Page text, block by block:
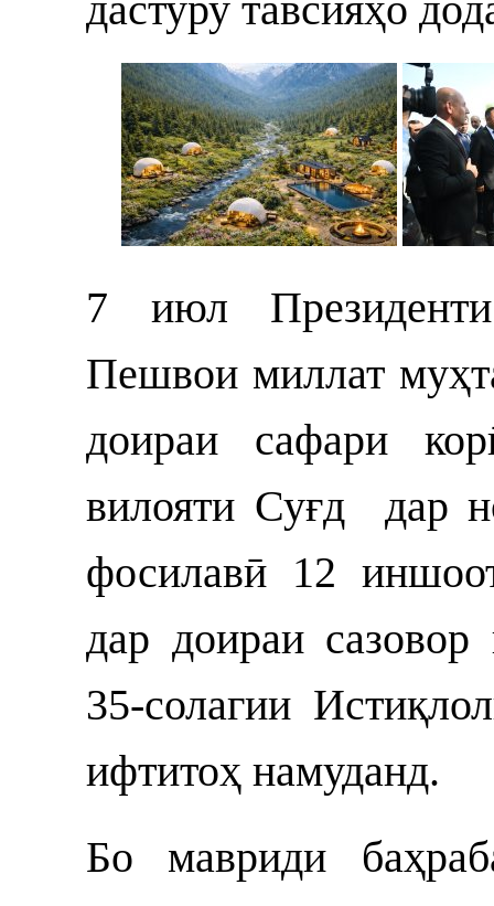
7 июл
Пешвои миллат
доираи сафари
вилояти Суғд дар
фосилавӣ 12
дар доираи
35-солагии
ифтитоҳ намуданд.
Бо мавриди